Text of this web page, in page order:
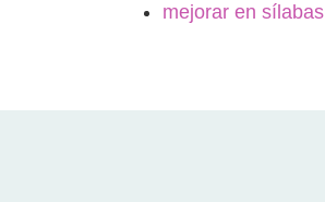
mejorar en sílabas